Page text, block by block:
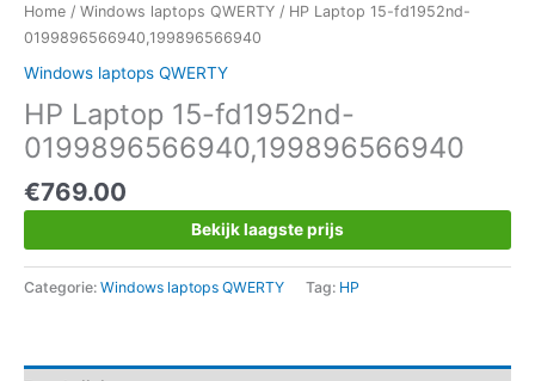
Home / Windows laptops QWERTY / HP Laptop 15-fd1952nd-
0199896566940,199896566940
Windows laptops QWERTY
HP Laptop 15-fd1952nd-
0199896566940,199896566940
€769.00
Bekijk laagste prijs
Categorie: Windows laptops QWERTY Tag: HP